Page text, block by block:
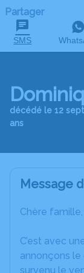
Partager
SMS
décédé le 12
ans
Message
Chère
C’est avec
annonçons le
survenu le